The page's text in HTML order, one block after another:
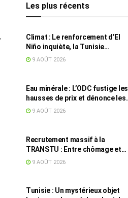
Les plus récents
Climat : Le renforcement d’El
Niño inquiète, la Tunisie
concernée
9 AOÛT 2026
Eau minérale : L’ODC fustige les
hausses de prix et dénonce les
profiteurs de la pénurie
9 AOÛT 2026
Recrutement massif à la
TRANSTU : Entre chômage et
masse salariale, le difficile
9 AOÛT 2026
Tunisie : Un mystérieux objet